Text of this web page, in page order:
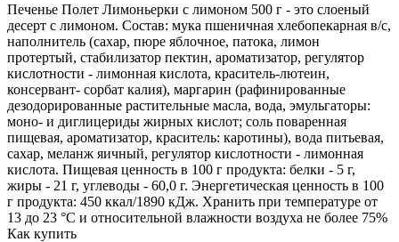
Печенье Полет Лимоньерки с лимоном 500 г - это слоеный
десерт с лимоном. Состав: мука пшеничная хлебопекарная в/с,
наполнитель (сахар, пюре яблочное, патока, лимон
протертый, стабилизатор пектин, ароматизатор, регулятор
кислотности - лимонная кислота, краситель-лютеин,
консервант- сорбат калия), маргарин (рафинированные
дезодорированные растительные масла, вода, эмульгаторы:
моно- и диглицериды жирных кислот; соль поваренная
пищевая, ароматизатор, краситель: каротины), вода питьевая,
сахар, меланж яичный, регулятор кислотности - лимонная
кислота. Пищевая ценность в 100 г продукта: белки - 5 г,
жиры - 21 г, углеводы - 60,0 г. Энергетическая ценность в 100
г продукта: 450 ккал/1890 кДж. Хранить при температуре от
13 до 23 °С и относительной влажности воздуха не более 75%
Как купить